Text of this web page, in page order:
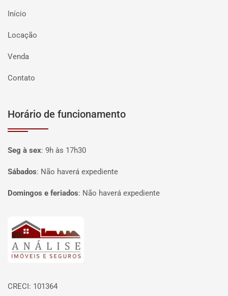
Início
Locação
Venda
Contato
Horário de funcionamento
Seg à sex: 9h às 17h30
Sábados: Não haverá expediente
Domingos e feriados: Não haverá expediente
Página inicial
CRECI: 101364